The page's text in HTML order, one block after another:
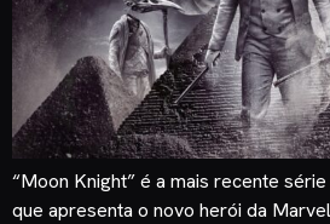
“Moon Knight” é a mais recente
que apresenta o novo herói da